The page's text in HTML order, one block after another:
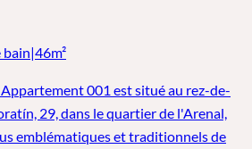
bain|46m²
001 est situé au rez-de-
29, dans le quartier de l'Arenal,
emblématiques et traditionnels de